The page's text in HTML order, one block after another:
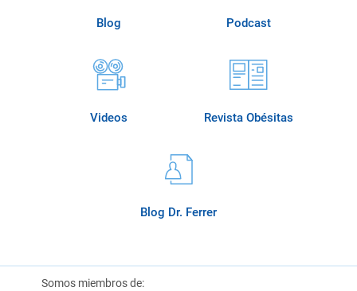
Blog Podcast
Videos Revista Obésitas
Blog Dr. Ferrer
Somos miembros de: